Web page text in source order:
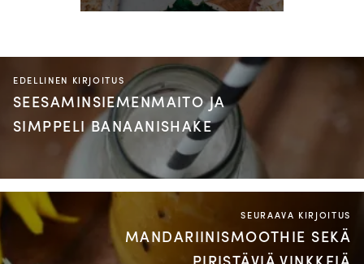
EDELLINEN KIRJOITUS
SEESAMINSIEMENMAITO JA
SIMPPELI BANAANISHAKE
SEURAAVA KIRJOITUS
MANDARIINISMOOTHIE SEKÄ